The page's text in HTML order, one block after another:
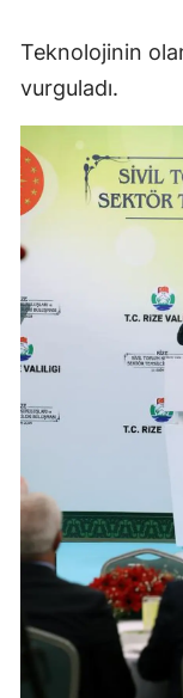
Teknolojinin
vurguladı.